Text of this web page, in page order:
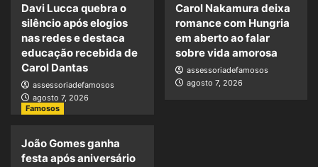
Davi Lucca quebra o
silêncio após elogios
nas redes e destaca
educação recebida de
Carol Dantas
assessoriadefamosos
agosto 7, 2026
Carol Nakamura deixa
romance com Hungria
em aberto ao falar
sobre vida amorosa
assessoriadefamosos
agosto 7, 2026
Famosos
João Gomes ganha
festa após aniversário